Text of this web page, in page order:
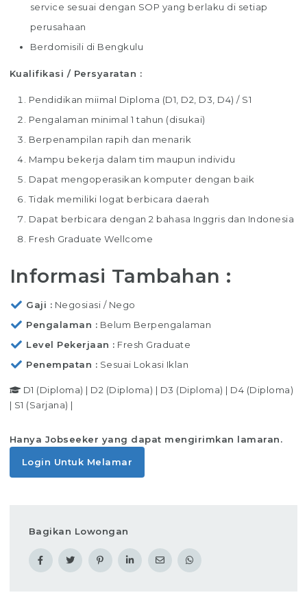
service sesuai dengan SOP yang berlaku di setiap
perusahaan
Berdomisili di Bengkulu
Kualifikasi / Persyaratan :
Pendidikan miimal Diploma (D1, D2, D3, D4) / S1
Pengalaman minimal 1 tahun (disukai)
Berpenampilan rapih dan menarik
Mampu bekerja dalam tim maupun individu
Dapat mengoperasikan komputer dengan baik
Tidak memiliki logat berbicara daerah
Dapat berbicara dengan 2 bahasa Inggris dan Indonesia
Fresh Graduate Wellcome
Informasi Tambahan :
Gaji
Negosiasi / Nego
Pengalaman
Belum Berpengalaman
Level Pekerjaan
Fresh Graduate
Penempatan
Sesuai Lokasi Iklan
D1 (Diploma) | D2 (Diploma) | D3 (Diploma) | D4 (Diploma)
| S1 (Sarjana) |
Hanya Jobseeker yang dapat mengirimkan lamaran.
Login Untuk Melamar
Bagikan Lowongan